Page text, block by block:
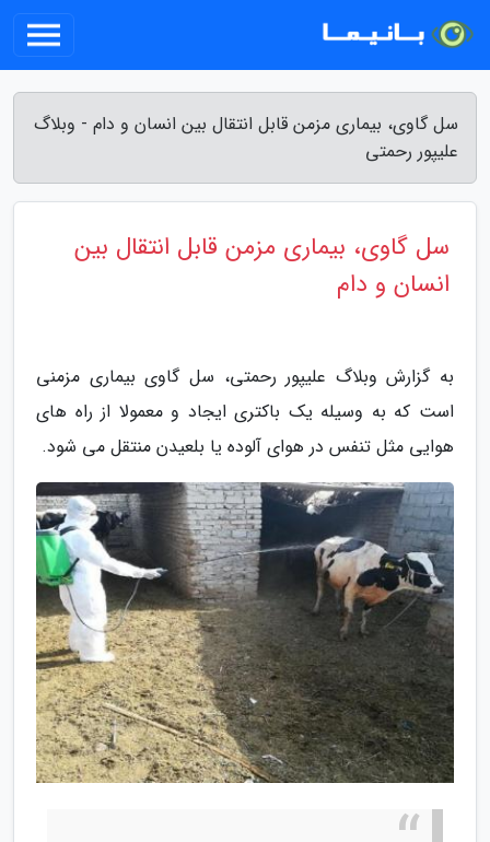
سل گاوی، بیماری مزمن قابل انتقال بین انسان و دام - وبلاگ
علیپور رحمتی
سل گاوی، بیماری مزمن قابل انتقال بین
انسان و دام
به گزارش وبلاگ علیپور رحمتی، سل گاوی بیماری مزمنی
است که به وسیله یک باکتری ایجاد و معمولا از راه های
هوایی مثل تنفس در هوای آلوده یا بلعیدن منتقل می شود.